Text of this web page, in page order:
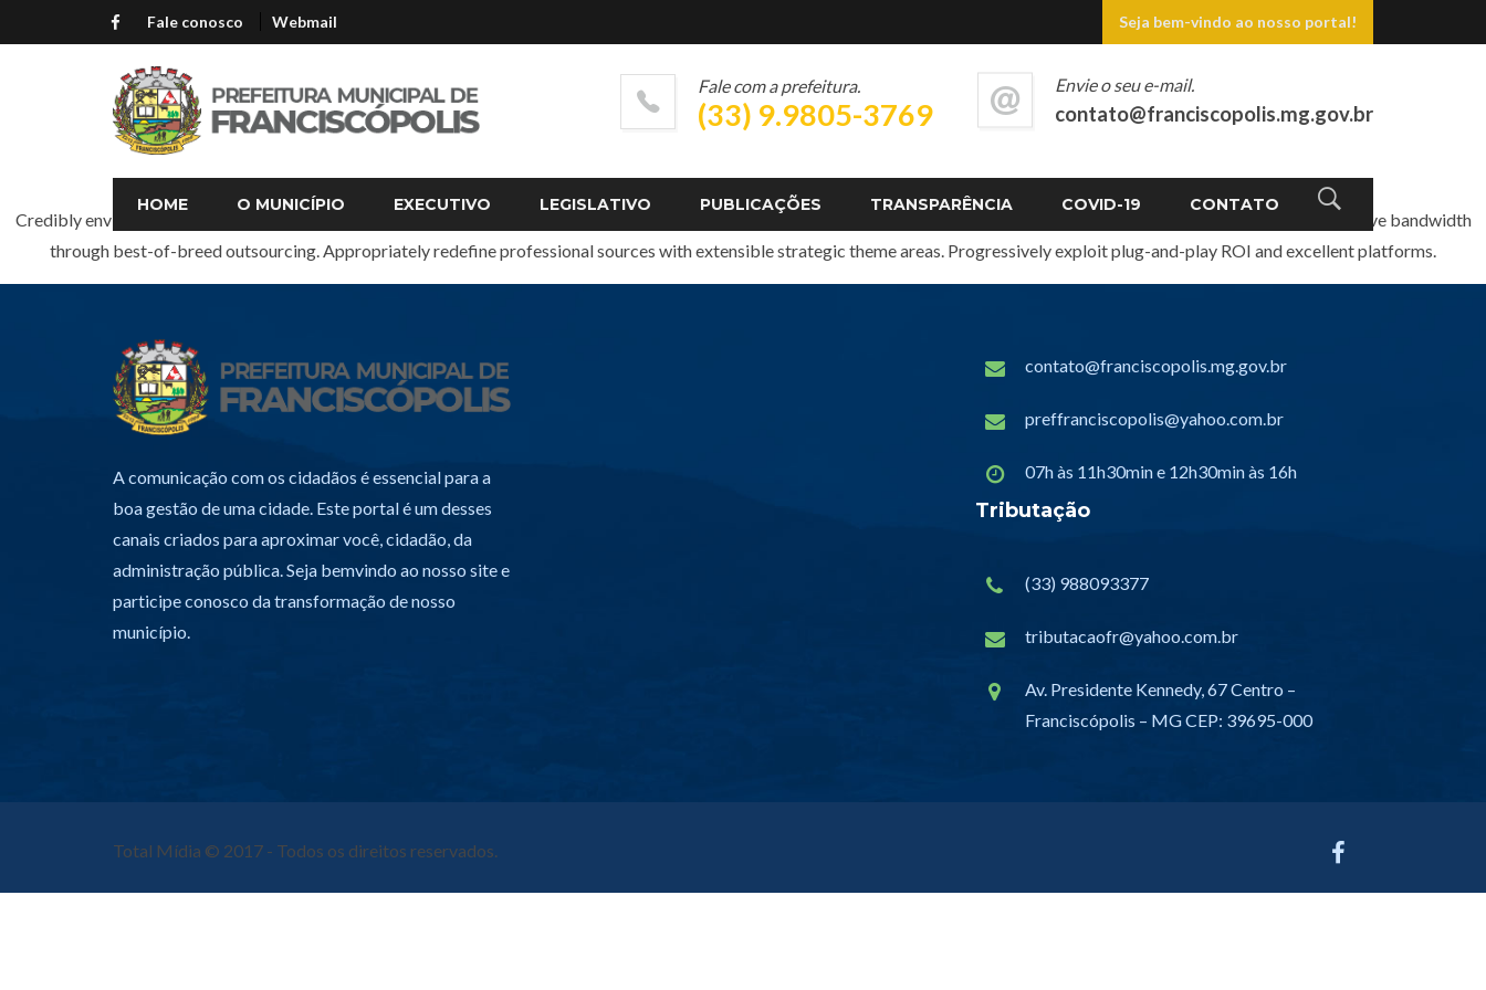
Seja bem-vindo ao nosso portal!
Fale conosco Webmail
HOME O MUNICÍPIO EXECUTIVO LEGISLATIVO PUBLICAÇÕES TRANSPARÊNCIA COVID-19 CONTATO
Envie o seu e-mail.
contato@franciscopolis.mg.gov.br
Fale com a prefeitura.
(33) 9.9805-3769
Credibly envisioneer enterprise-wide content before resource maximizing leadership skills. Progressively visualize professional value via distributed value. Efficiently restore adaptive bandwidth
through best-of-breed outsourcing. Appropriately redefine professional sources with extensible strategic theme areas. Progressively exploit plug-and-play ROI and excellent platforms.
A comunicação com os cidadãos é essencial para a
boa gestão de uma cidade. Este portal é um desses
canais criados para aproximar você, cidadão, da
administração pública. Seja bemvindo ao nosso site e
participe conosco da transformação de nosso
município.
contato@franciscopolis.mg.gov.br
preffranciscopolis@yahoo.com.br
07h às 11h30min e 12h30min às 16h
Tributação
(33) 988093377
tributacaofr@yahoo.com.br
Av. Presidente Kennedy, 67 Centro –
Franciscópolis – MG CEP: 39695-000
Total Mídia © 2017 - Todos os direitos reservados.